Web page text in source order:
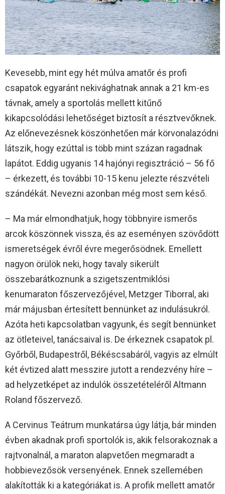
Kevesebb, mint egy hét múlva amatőr és profi
csapatok egyaránt nekivághatnak annak a 21 km-es
távnak, amely a sportolás mellett kitűnő
kikapcsolódási lehetőséget biztosít a résztvevőknek.
Az előnevezésnek köszönhetően már körvonalazódni
látszik, hogy ezúttal is több mint százan ragadnak
lapátot. Eddig ugyanis 14 hajónyi regisztráció – 56 fő
– érkezett, és további 10-15 kenu jelezte részvételi
szándékát. Nevezni azonban még most sem késő.
– Ma már elmondhatjuk, hogy többnyire ismerős
arcok köszönnek vissza, és az eseményen szövődött
ismeretségek évről évre megerősödnek. Emellett
nagyon örülök neki, hogy tavaly sikerült
összebarátkoznunk a szigetszentmiklósi
kenumaraton főszervezőjével, Metzger Tiborral, aki
már májusban értesített bennünket az indulásukról.
Azóta heti kapcsolatban vagyunk, és segít bennünket
az ötleteivel, tanácsaival is. De érkeznek csapatok pl.
Győrből, Budapestről, Békéscsabáról, vagyis az elmúlt
két évtized alatt messzire jutott a rendezvény híre –
ad helyzetképet az indulók összetételéről Altmann
Roland főszervező.
A Cervinus Teátrum munkatársa úgy látja, bár minden
évben akadnak profi sportolók is, akik felsorakoznak a
rajtvonalnál, a maraton alapvetően megmaradt a
hobbievezősök versenyének. Ennek szellemében
alakították ki a kategóriákat is. A profik mellett amatőr